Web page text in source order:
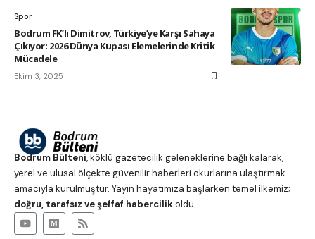
Spor
Bodrum FK’lı Dimitrov, Türkiye’ye Karşı Sahaya
Çıkıyor: 2026 Dünya Kupası Elemelerinde Kritik
Mücadele
Ekim 3, 2025
Bodrum Bülteni, köklü gazetecilik geleneklerine bağlı kalarak,
yerel ve ulusal ölçekte güvenilir haberleri okurlarına ulaştırmak
amacıyla kurulmuştur. Yayın hayatımıza başlarken temel ilkemiz;
doğru, tarafsız ve şeffaf habercilikoldu.